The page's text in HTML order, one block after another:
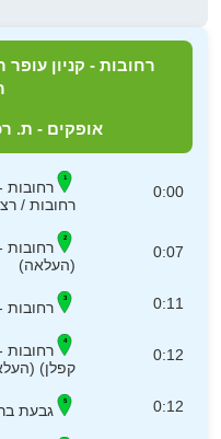
רחובות - קניון
אופקים - ת.
0:00
רחובות
רחובות /
0:07
(העלאה)
0:11 רחובות - 40 (צומת בילו / כביש 40)
0:12
קפלן)
0:12 גבעת ברנר - 40 (צומת